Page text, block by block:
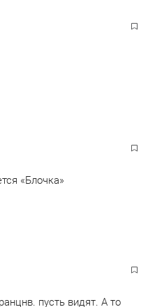
«Блочка»
пусть видят. А то